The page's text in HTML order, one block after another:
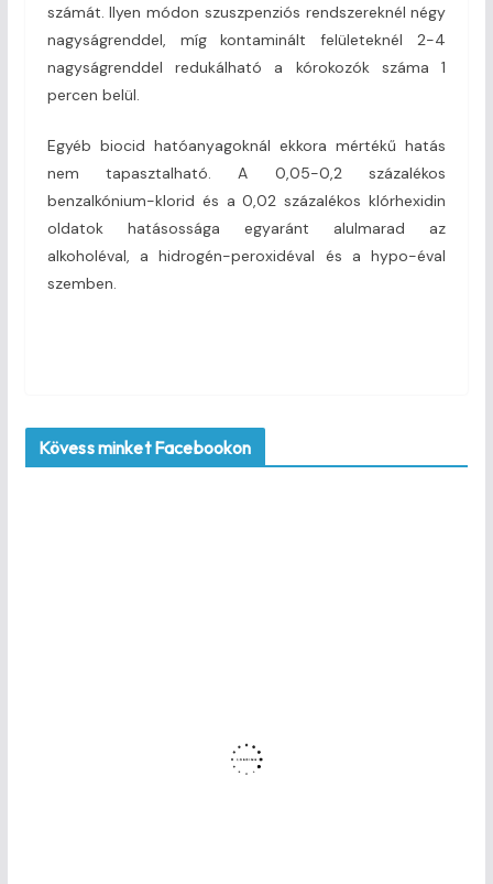
számát. Ilyen módon szuszpenziós rendszereknél négy
nagyságrenddel, míg kontaminált felületeknél 2-4
nagyságrenddel redukálható a kórokozók száma 1
percen belül.
Egyéb biocid hatóanyagoknál ekkora mértékű hatás
nem tapasztalható. A 0,05-0,2 százalékos
benzalkónium-klorid és a 0,02 százalékos klórhexidin
oldatok hatásossága egyaránt alulmarad az
alkoholéval, a hidrogén-peroxidéval és a hypo-éval
szemben.
Kövess minket Facebookon